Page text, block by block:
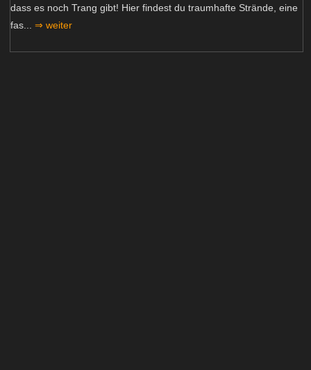
dass es noch Trang gibt! Hier findest du traumhafte Strände, eine
fas... ⇒ weiter